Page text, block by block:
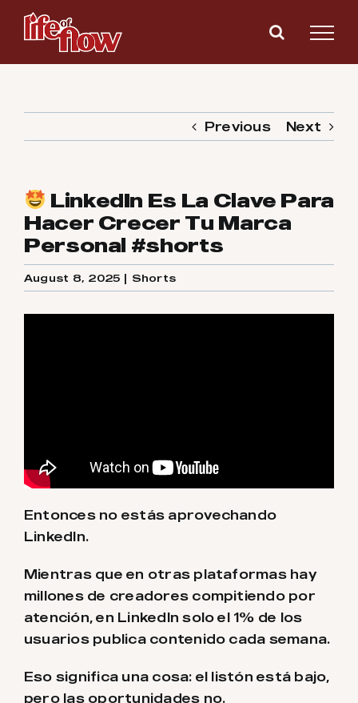
Skip
content
Previous Next
LinkedIn Es La Clave Para
Hacer Crecer Tu Marca
Personal #shorts
August 8, 2025 | Shorts
Entonces no estás aprovechando
LinkedIn.
Mientras que en otras plataformas hay
millones de creadores compitiendo por
atención, en LinkedIn solo el 1% de los
usuarios publica contenido cada semana.
Eso significa una cosa: el listón está bajo,
pero las oportunidades no.